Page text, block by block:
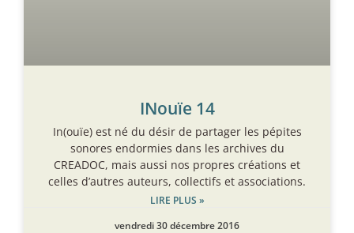
INouïe 14
In(ouïe) est né du désir de partager les pépites
sonores endormies dans les archives du
CREADOC, mais aussi nos propres créations et
celles d’autres auteurs, collectifs et associations.
LIRE PLUS »
vendredi 30 décembre 2016